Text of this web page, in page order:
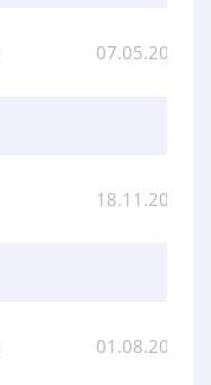
07.05.2024
18.11.2023
01.08.2023